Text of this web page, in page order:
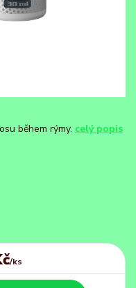
během rýmy. celý popis
/ks